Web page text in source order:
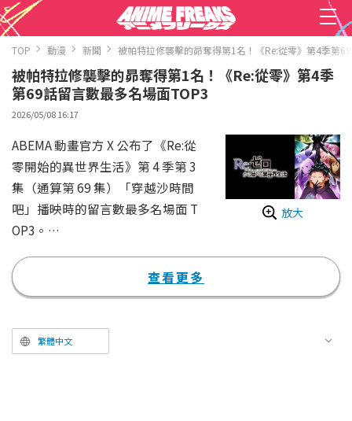
TOP 動漫 新聞 被帕特拉修襲擊的昴奪得第1名！《Re:從零》第4季第
被帕特拉修襲擊的昴奪得第1名！《Re:從零》第4季
第69話留言數最多名場面TOP3
2026/05/08 16:17
放大
ABEMA 動畫官方 X 公布了《Re:從
零開始的異世界生活》第 4 季第 3
集（通算第 69 集）「穿越沙時間
吧」播映時的留言數最多名場面 T
OP3。
由長月達平所著、全世界系列累計
發行量（含電子版）已突破 1300
召喚至異世界的主角菜月昴，利用
死後時間會倒流的「死亡回歸」能
查看更多
繁體中文